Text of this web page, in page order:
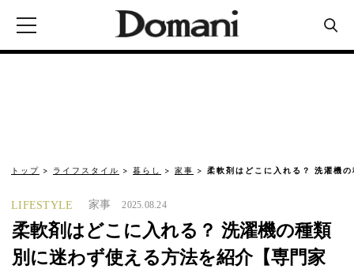
トップ ライフスタイル 暮らし 家事 柔軟剤はどこに入れる？ 洗濯機
LIFESTYLE 家事 2025.08.24
柔軟剤はどこに入れる？ 洗濯機の種類
別に迷わず使える方法を紹介【専門家